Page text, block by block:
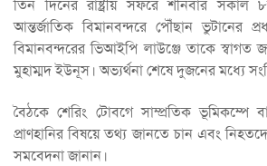
তিন দিনের রাষ্ট্রীয় সফরে শনিবার সকাল
আন্তর্জাতিক বিমানবন্দরে পৌঁছান ভুটানের
বিমানবন্দরের ভিআইপি লাউঞ্জে তাকে স্বাগত
মুহাম্মদ ইউনূস। অভ্যর্থনা শেষে দুজনের মধ্যে
বৈঠকে শেরিং টোবগে সাম্প্রতিক ভূমিকম্পে
প্রাণহানির বিষয়ে তথ্য জানতে চান এবং
সমবেদনা জানান।